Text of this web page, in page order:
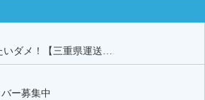
ダメ！【三重県運送…
ー募集中